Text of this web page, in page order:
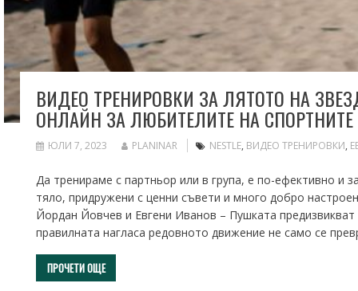
ВИДЕО ТРЕНИРОВКИ ЗА ЛЯТОТО НА
ОНЛАЙН ЗА ЛЮБИТЕЛИТЕ НА
ЮЛИ 7, 2023 PLANINAR NESTLE, ВИДЕО ТРЕНИРОВКИ,
Да тренираме с партньор или в група, е по-ефективно и
тяло, придружени с ценни съвети и много добро
Йордан Йовчев и Евгени Иванов – Пушката
правилната нагласа редовното движение не само се
ПРОЧЕТИ ОЩЕ